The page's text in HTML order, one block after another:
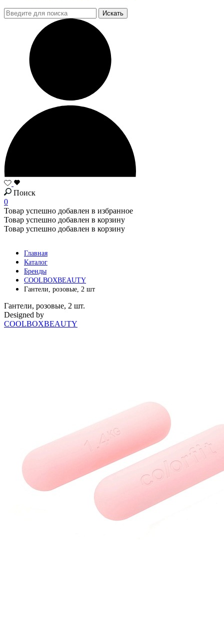
Поиск
0
Товар успешно добавлен в избранное
Товар успешно добавлен в корзину
Товар успешно добавлен в корзину
Главная
Каталог
Бренды
COOLBOXBEAUTY
Гантели, розовые, 2 шт
Гантели, розовые, 2 шт.
Designed by
COOLBOXBEAUTY